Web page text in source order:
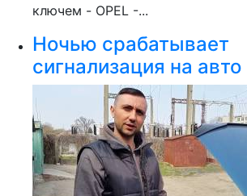
ключем - OPEL -...
Ночью срабатывает
сигнализация на авто